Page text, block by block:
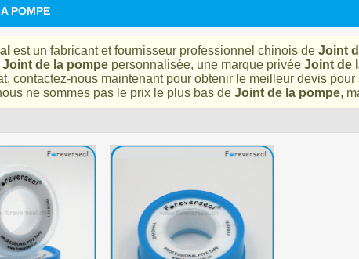
POMPE
est un fabricant et fournisseur professionnel chinois de Joint
Joint de la pompe personnalisée, une marque privée Joint de
contactez-nous maintenant pour obtenir le meilleur devis pour
ne sommes pas le prix le plus bas de Joint de la pompe,